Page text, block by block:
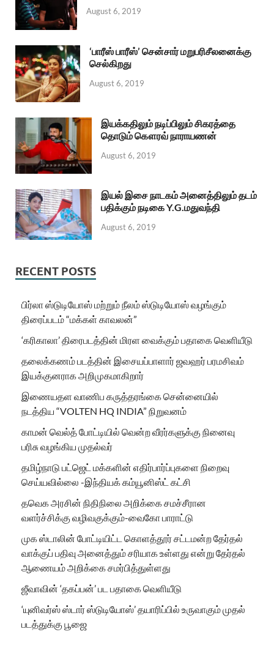
August 6, 2019
‘பாரீஸ் பாரீஸ்’ சென்சார் மறுபரிசீலனைக்கு
செல்கிறது
August 6, 2019
இயக்கதிலும் நடிப்பிலும் சிகரத்தை
தொடும் கௌரவ் நாராயணன்
August 6, 2019
இயல் இசை நாடகம் அனைத்திலும் தடம்
பதிக்கும் நடிகை Y.G.மதுவந்தி
August 6, 2019
RECENT POSTS
பிர்லா ஸ்டுடியோஸ் மற்றும் நீலம் ஸ்டுடியோஸ் வழங்கும்
திரைப்படம் “மக்கள் காவலன்”
‘கரிகாலா’ திரைபடத்தின் மிரள வைக்கும் பதாகை வெளியீடு
தலைக்கணம் படத்தின் இசையப்பாளார் ஜவஹர் பரமசிவம்
இயக்குனராக அறிமுகமாகிறார்
இணையதள வாணிப கருத்தரங்கை சென்னையில்
நடத்திய “VOLTEN HQ INDIA” நிறுவனம்
காமன் வெல்த் போட்டியில் வென்ற வீரர்களுக்கு நினைவு
பரிசு வழங்கிய முதல்வர்
தமிழ்நாடு பட்ஜெட் மக்களின் எதிர்பார்ப்புகளை நிறைவு
செய்யவில்லை -இந்தியக் கம்யூனிஸ்ட் கட்சி
தவெக அரசின் நிதிநிலை அறிக்கை சமச்சீரான
வளர்ச்சிக்கு வழிவகுக்கும்-வைகோ பாராட்டு
முக ஸ்டாலின் போட்டியிட்ட கொளத்தூர் சட்டமன்ற தேர்தல்
வாக்குப் பதிவு அனைத்தும் சரியாக உள்ளது என்று தேர்தல்
ஆணையம் அறிக்கை சமர்பித்துள்ளது
ஜீவாவின் ‘தகப்பன்’ பட பதாகை வெளியீடு
‘யுனிவர்ஸ் ஸ்டார் ஸ்டுடியோஸ்’ தயாரிப்பில் உருவாகும் முதல்
படத்துக்கு பூஜை